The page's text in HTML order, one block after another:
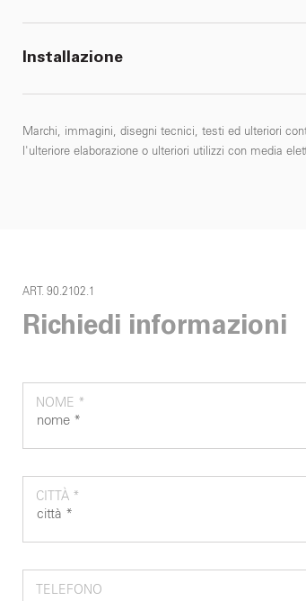
Installazione
Marchi, immagini, disegni tecnici, testi ed ulteriori
l'ulteriore elaborazione o ulteriori utilizzi con media
ART. 90.2102.1
Richiedi informazioni
NOME *
CITTÀ *
TELEFONO